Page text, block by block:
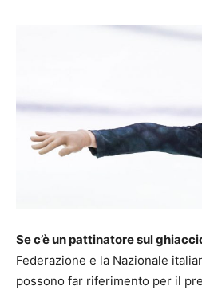
Se c’è un pattinatore sul
Federazione e la Nazionale
possono far riferimento per il